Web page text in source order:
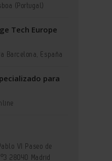
(Portugal)
Tech Europe
Barcelona, España
para
VI Paseo de
28040 Madrid